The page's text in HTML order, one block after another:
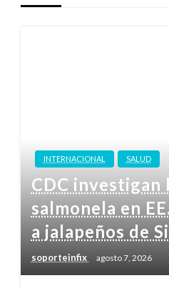
INTERNACIONAL SALUD
CDC investigan
salmonela en
a jalapeños de
soporteinfix agosto 7, 2026